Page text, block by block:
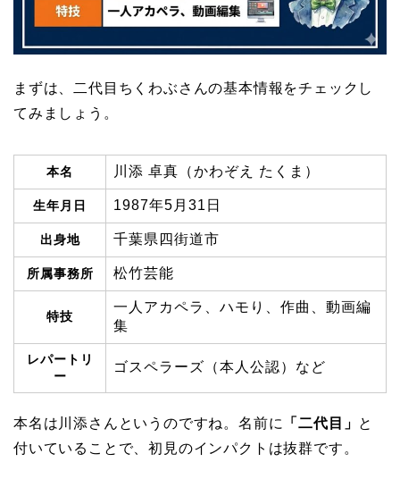
まずは、二代目ちくわぶさんの基本情報をチェックし
てみましょう。
本名 川添 卓真（かわぞえ たくま）
生年月日 1987年5月31日
出身地 千葉県四街道市
所属事務所 松竹芸能
特技
一人アカペラ、ハモり、作曲、動画編
集
レパートリ
ー
ゴスペラーズ（本人公認）など
本名は川添さんというのですね。名前に 「二代目」 と
付いていることで、初見のインパクトは抜群です。